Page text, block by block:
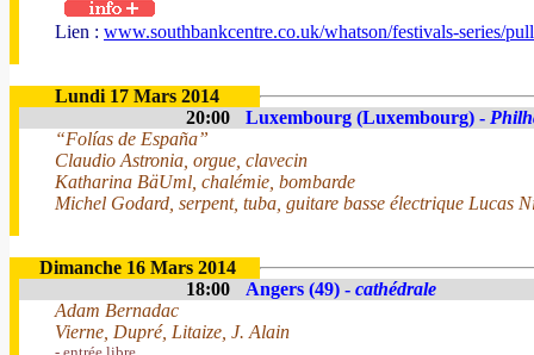
Lien : www.southbankcentre.co.uk/whatson/festivals-series/
Lundi 17 Mars 2014
20:00
Luxembourg (Luxembourg) -
“Folías de España”
Claudio Astronia, orgue, clavecin
Katharina BäUml, chalémie, bombarde
Michel Godard, serpent, tuba, guitare basse électrique Lucas
Dimanche 16 Mars 2014
18:00
Angers (49) - cathédrale
Adam Bernadac
Vierne, Dupré, Litaize, J. Alain